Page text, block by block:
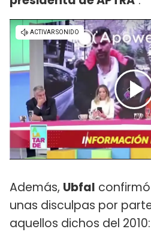
Además, Ubfal
unas disculpas por
aquellos dichos del